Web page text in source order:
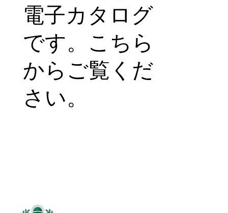
電子カタログ
です。こちら
からご覧くだ
さい。